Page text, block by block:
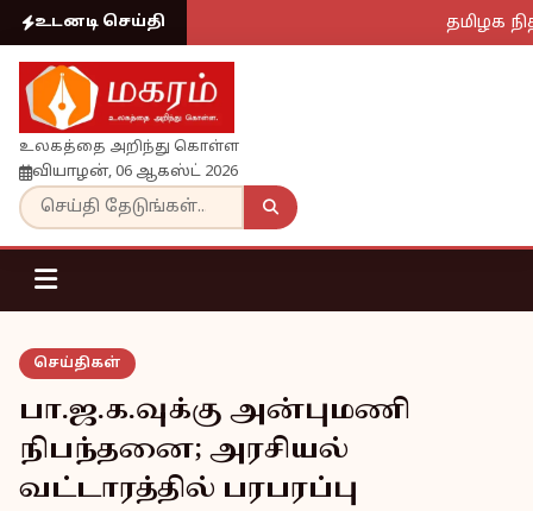
உடனடி செய்தி தமிழக
உலகத்தை அறிந்து கொள்ள
வியாழன், 06 ஆகஸ்ட் 2026
செய்திகள்
பா.ஜ.க.வுக்கு அன்புமணி
நிபந்தனை; அரசியல்
வட்டாரத்தில் பரபரப்பு